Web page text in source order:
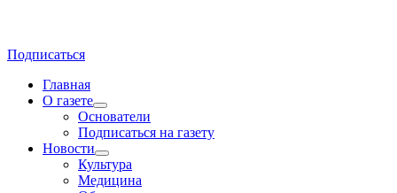
Подписаться
Главная
О газете
Основатели
Подписаться на газету
Новости
Культура
Медицина